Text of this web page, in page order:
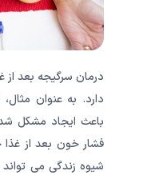
درمان سرگیجه بعد
دارد. به عنوان
باعث ایجاد مشکل
فشار خون بعد از غذا
شیوه زندگی می